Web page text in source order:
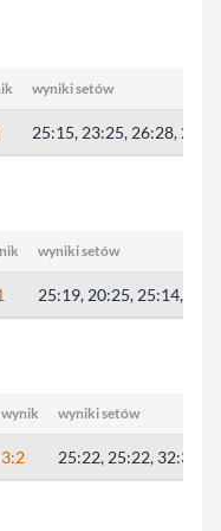
wyniki setów
25:15, 23:25, 26:28,
wyniki setów
25:19, 20:25, 25:14,
wynik wyniki setów
3:2 25:22, 25:22, 32:34,